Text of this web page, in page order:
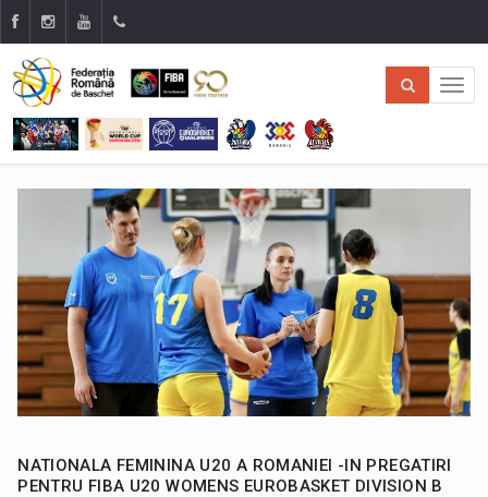
NATIONALA FEMININA U20 A ROMANIEI -IN PREGATIRI
PENTRU FIBA U20 WOMENS EUROBASKET DIVISION B